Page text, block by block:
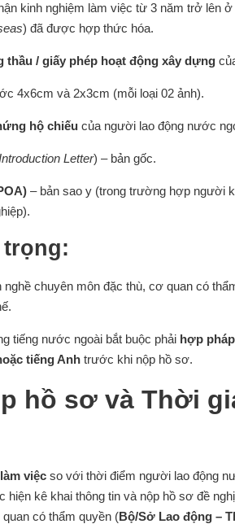
kinh nghiệm làm việc từ 3 năm trở lên
) đã được hợp thức hóa.
thầu / giấy phép hoạt động xây dựng
4x6cm và 2x3cm (mỗi loại 02 ảnh).
hộ chiếu của người lao động nước
Letter) – bản gốc.
– bản sao y (trong trường hợp người
chuyên môn đặc thù, cơ quan có
tiếng nước ngoài bắt buộc phải hợp
tiếng Anh trước khi nộp hồ sơ.
hồ sơ và Thời
việc so với thời điểm người lao động
hiện kê khai thông tin và nộp hồ sơ đề
có thẩm quyền (Bộ/Sở Lao động –